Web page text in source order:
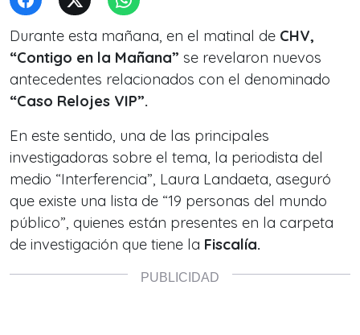
Durante esta mañana, en el matinal de CHV,
“Contigo en la Mañana” se revelaron nuevos
antecedentes relacionados con el denominado
“Caso Relojes VIP”.
En este sentido, una de las principales
investigadoras sobre el tema, la periodista del
medio “Interferencia”, Laura Landaeta, aseguró
que existe una lista de “19 personas del mundo
público”, quienes están presentes en la carpeta
de investigación que tiene la Fiscalía.